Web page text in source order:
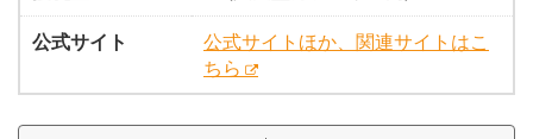
公式サイト
公式サイトほか、関連サイトはこ
ちら